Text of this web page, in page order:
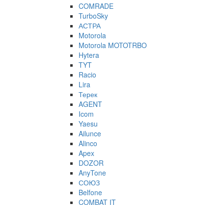
COMRADE
TurboSky
АСТРА
Motorola
Motorola MOTOTRBO
Hytera
TYT
Racio
Lira
Терек
AGENT
Icom
Yaesu
Ailunce
Alinco
Apex
DOZOR
AnyTone
СОЮЗ
Belfone
COMBAT IT